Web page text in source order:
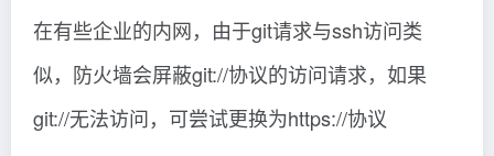
在有些企业的内网，由于git请求与ssh访问类
似，防火墙会屏蔽git://协议的访问请求，如果
git://无法访问，可尝试更换为https://协议